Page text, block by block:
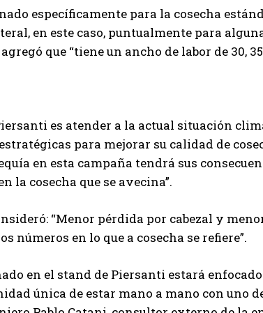
SUSCRIBIRME
específicamente para la cosecha
en este caso, puntualmente para
que “tiene un ancho de labor de 30,
es atender a la actual situación
para mejorar su calidad de
en esta campaña tendrá sus
la cosecha que se avecina”.
“Menor pérdida por cabezal y
números en lo que a cosecha se refiere”.
en el stand de Piersanti estará
única de estar mano a mano con uno